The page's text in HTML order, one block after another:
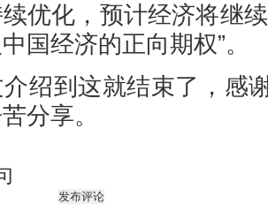
优化，预计经济将继
国经济的正向期权”。
到这就结束了，感
分享。
发布评论